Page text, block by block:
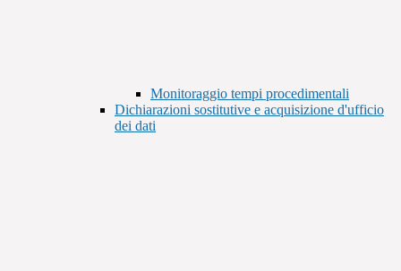
Monitoraggio tempi procedimentali
Dichiarazioni sostitutive e acquisizione d'ufficio
dei dati